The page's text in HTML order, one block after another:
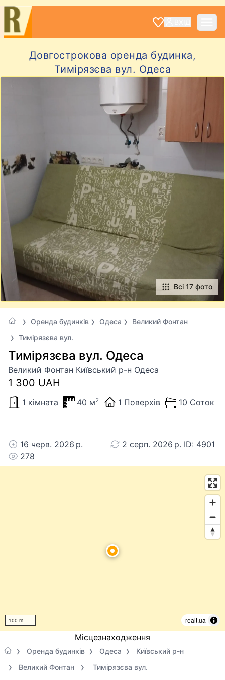
Довгострокова оренда будинка,
Тимірязєва вул. Одеса
Всі 17 фото
Оренда будинків Одеса
Великий Фонтан
Тимірязєва вул.
Тимірязєва вул. Одеса
Великий Фонтан Київський р-н Одеса
1 300 UAH
1 кімната 40 м2 1 Поверхів 10 Соток
16 черв. 2026 р.
2 серп. 2026 р. ID: 4901
278
100 m realt.ua
Місцезнаходження
Оренда будинків Одеса
Київський р-н
Великий Фонтан
Тимірязєва вул.